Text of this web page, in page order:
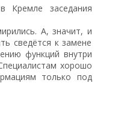
Кремле заседания
А, значит, и
сведётся к замене
функций внутри
хорошо
только под